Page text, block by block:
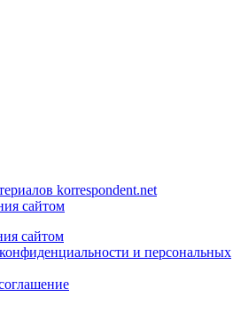
korrespondent.net
сайтом
сайтом
и персональных